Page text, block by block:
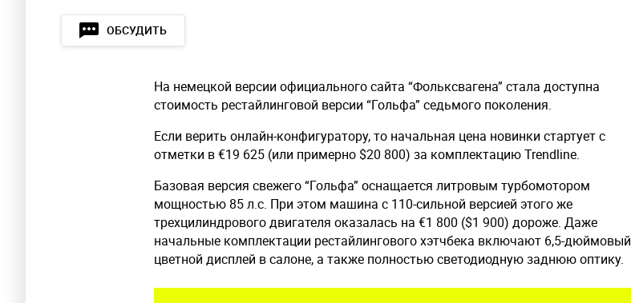
ОБСУДИТЬ
На немецкой версии официального сайта “Фольксвагена” стала доступна
стоимость рестайлинговой версии “Гольфа” седьмого поколения.
Если верить онлайн-конфигуратору, то начальная цена новинки стартует с
отметки в €19 625 (или примерно $20 800) за комплектацию Trendline.
Базовая версия свежего “Гольфа” оснащается литровым турбомотором
мощностью 85 л.с. При этом машина с 110-сильной версией этого же
трехцилиндрового двигателя оказалась на €1 800 ($1 900) дороже. Даже
начальные комплектации рестайлингового хэтчбека включают 6,5-дюймовый
цветной дисплей в салоне, а также полностью светодиодную заднюю оптику.